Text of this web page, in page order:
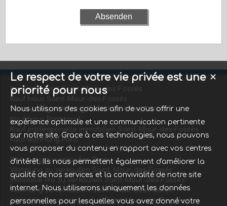
Kauf wohnung Saint-Maur-des-Fossés
Kauf haus Saint-Maur-des-Fossés
Vermietung wohnung Saint-Maur-des-Fossés
Kauf haus Pontcarré
Kauf professionelle immobilien Saint-Maur-des-Fossés
Kauf wohnung Paris
Wohnung zu verkaufen Paris
Wohnung zu verkaufen Saint-Maur-des-Fossés
Immobilie Pro zu verkaufen Saint-Maur-des-Fossés
Wohnung zu verkaufen Saint-Maur-des-Fossés
Immobilie Pro zu verkaufen Saint-Maur-des-Fossés
✕
Le respect de votre vie privée est une
priorité pour nous
Nous utilisons des cookies afin de vous offrir une
expérience optimale et une communication pertinente
sur notre site. Grace à ces technologies, nous pouvons
vous proposer du contenu en rapport avec vos centres
d'intérêt. Ils nous permettent également d'améliorer la
qualité de nos services et la convivialité de notre site
internet. Nous utiliserons uniquement les données
personnelles pour lesquelles vous avez donné votre